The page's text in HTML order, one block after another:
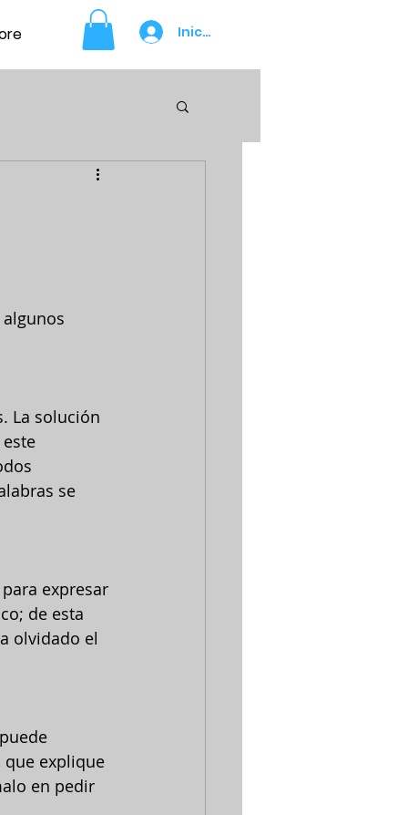
Iniciar sesión
La solución
se
expresar
de esta
olvidado el
explique
en pedir